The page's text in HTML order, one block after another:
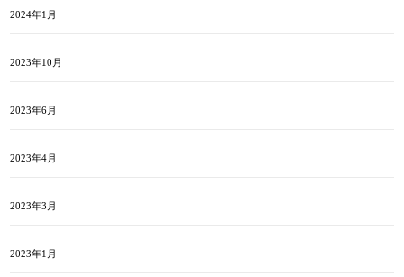
2024年1月
2023年10月
2023年6月
2023年4月
2023年3月
2023年1月